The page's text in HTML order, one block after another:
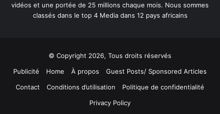
vidéos et une portée de 25 millions chaque mois. Nous sommes
classés dans le top 4 Media dans 12 pays africains
© Copyright 2026, Tous droits réservés
Publicité
Home À propos
Guest Posts/ Sponsored Articles
Contact
Conditions d’utilisation
Politique de confidentialité
Privacy Policy